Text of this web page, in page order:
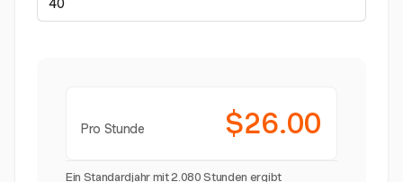
Pro Stunde $26.00
Ein Standardjahr mit 2.080 Stunden ergibt